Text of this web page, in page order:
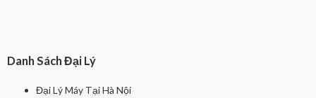
Danh Sách Đại Lý
Đại Lý Máy Tại Hà Nội